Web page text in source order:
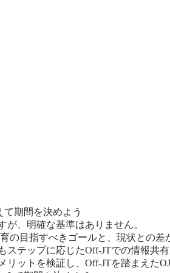
期間を決めよう
が、明確な基準はありません。
の目指すべきゴールと、現状との差
テップに応じたOff-JTでの情報共有
ットを検証し、Off-JTを踏まえた